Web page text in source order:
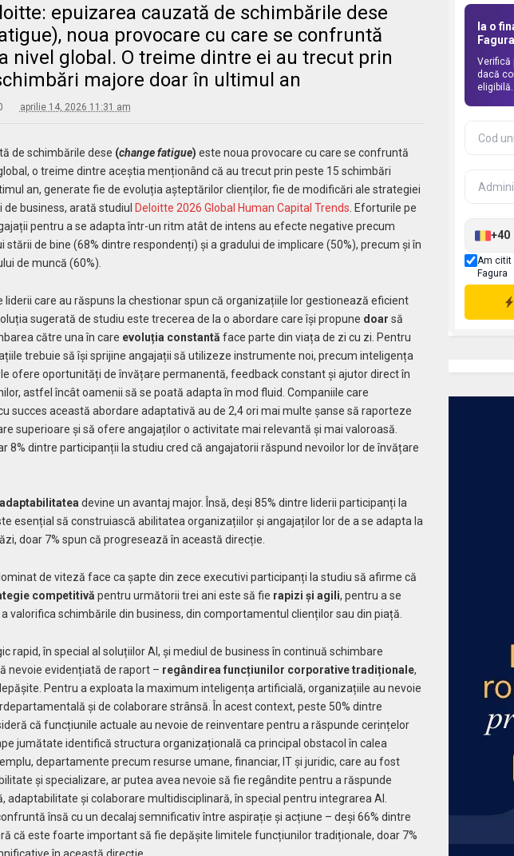
epuizarea cauzată de schimbările dese
noua provocare cu care se confruntă
nivel global. O treime dintre ei au trecut prin
majore doar în ultimul an
aprilie 14, 2026 11:31 am
de schimbările dese (change fatigue) este noua provocare cu care se confruntă
o treime dintre aceștia menționând că au trecut prin peste 15 schimbări
an, generate fie de evoluția așteptărilor clienților, fie de modificări ale strategiei
business, arată studiul Deloitte 2026 Global Human Capital Trends . Eforturile pe
pentru a se adapta într-un ritm atât de intens au efecte negative precum
stării de bine (68% dintre respondenți) și a gradului de implicare (50%), precum și în
de muncă (60%).
liderii care au răspuns la chestionar spun că organizațiile lor gestionează eficient
sugerată de studiu este trecerea de la o abordare care își propune doar să
către una în care evoluția constantă face parte din viața de zi cu zi. Pentru
trebuie să își sprijine angajații să utilizeze instrumente noi, precum inteligența
ofere oportunități de învățare permanentă, feedback constant și ajutor direct în
astfel încât oamenii să se poată adapta în mod fluid. Companiile care
succes această abordare adaptativă au de 2,4 ori mai multe șanse să raporteze
superioare și să ofere angajaților o activitate mai relevantă și mai valoroasă.
8% dintre participanții la studiu cred că angajatorii răspund nevoilor lor de învățare
adaptabilitatea devine un avantaj major. Însă, deși 85% dintre liderii participanți la
esențial să construiască abilitatea organizațiilor și angajaților lor de a se adapta la
doar 7% spun că progresează în această direcție.
de viteză face ca șapte din zece executivi participanți la studiu să afirme că
competitivă pentru următorii trei ani este să fie rapizi și agili, pentru a se
valorifica schimbările din business, din comportamentul clienților sau din piață.
rapid, în special al soluțiilor AI, și mediul de business în continuă schimbare
nevoie evidențiată de raport – regândirea funcțiunilor corporative tradiționale,
Pentru a exploata la maximum inteligența artificială, organizațiile au nevoie
și de colaborare strânsă. În acest context, peste 50% dintre
că funcțiunile actuale au nevoie de reinventare pentru a răspunde cerințelor
jumătate identifică structura organizațională ca principal obstacol în calea
departamente precum resurse umane, financiar, IT și juridic, care au fost
și specializare, ar putea avea nevoie să fie regândite pentru a răspunde
adaptabilitate și colaborare multidisciplinară, în special pentru integrarea AI.
însă cu un decalaj semnificativ între aspirație și acțiune – deși 66% dintre
că este foarte important să fie depășite limitele funcțiunilor tradiționale, doar 7%